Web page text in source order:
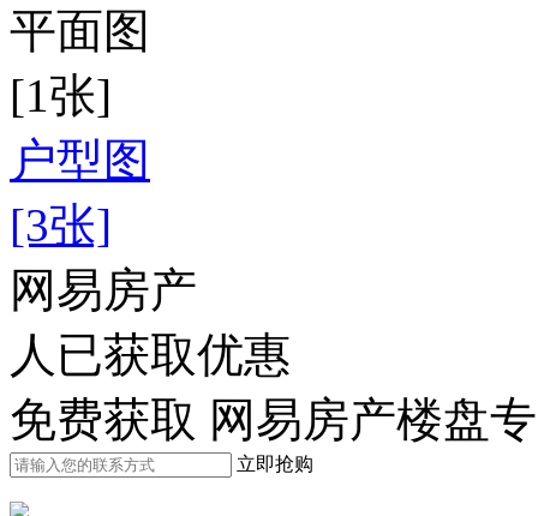
平面图
[1张]
户型图
[3张]
网易房产
人已获取优惠
免费获取 网易房产楼盘
立即抢购